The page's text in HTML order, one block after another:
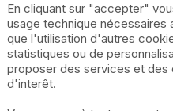
En cliquant sur "accepter"
usage technique nécessaires
que l'utilisation d'autres
statistiques ou de
proposer des services et
d'interêt.